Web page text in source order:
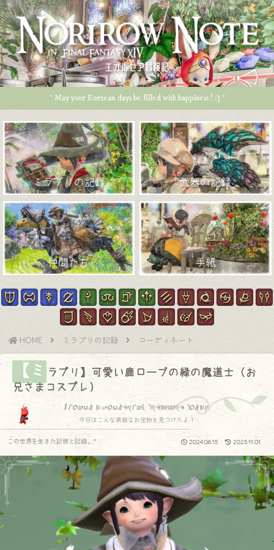
エオルゼア冒険記
* May your Eorzean days be filled with happiness ! :) *
ミラプリの記録 武器の記録
仲間たち 手紙
HOME ミラプリの記録 コーディネート
【ミ ラプリ】可愛い鹿ローブの緑の魔道士（お
兄さまコスプレ）
I found a wonderful treasure today.
今日はこんな素敵なお宝物を見つけたよ！
2024.06.15 2025.11.01
この世界を生きた記憶と記録.｡.:*